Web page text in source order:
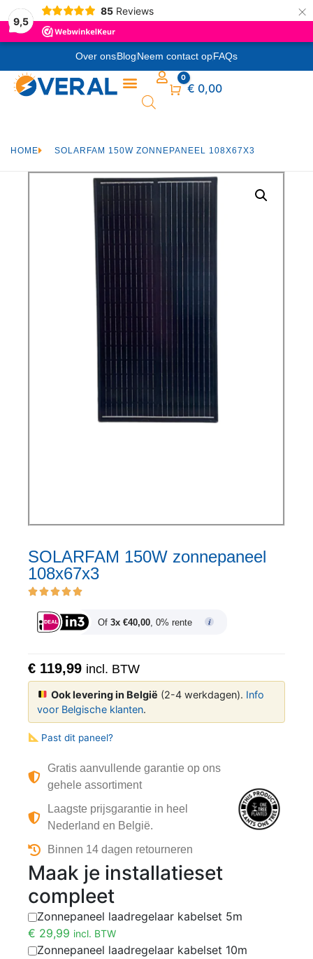
9,5
85 Reviews ×
Over onsBlogNeem contact opFAQs
Winkelwagen
0
€ 0,00
HOME SOLARFAM 150W ZONNEPANEEL 108X67X3
SOLARFAM 150W zonnepaneel
108x67x3
Of 3x €40,00, 0% rente
€ 119,99 incl. BTW
Ook levering in België (2-4 werkdagen). Info
voor Belgische klanten.
Past dit paneel?
Gratis aanvullende garantie op ons
gehele assortiment
Laagste prijsgarantie in heel
Nederland en België.
Binnen 14 dagen retourneren
Maak je installatieset
compleet
Zonnepaneel laadregelaar kabelset 5m
€ 29,99 incl. BTW
Zonnepaneel laadregelaar kabelset 10m